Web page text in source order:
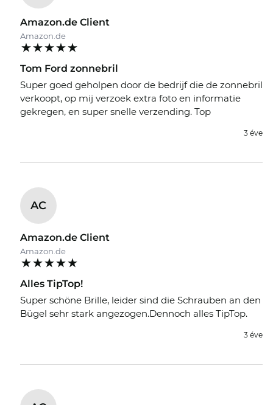
Amazon.de Client
Amazon.de
Tom Ford zonnebril
Super goed geholpen door de bedrijf die de zonnebril
verkoopt, op mij verzoek extra foto en informatie
gekregen, en super snelle verzending. Top
3 éve
AC
Amazon.de Client
Amazon.de
Alles TipTop!
Super schöne Brille, leider sind die Schrauben an den
Bügel sehr stark angezogen.Dennoch alles TipTop.
3 éve